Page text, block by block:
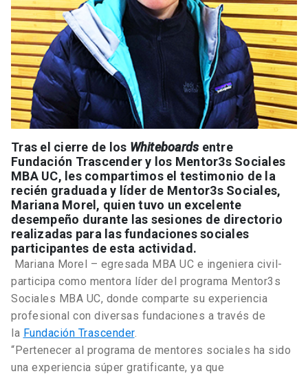
Tras el cierre de los Whiteboards entre
Fundación Trascender y los Mentor3s Sociales
MBA UC, les compartimos el testimonio de la
recién graduada y líder de Mentor3s Sociales,
Mariana Morel, quien tuvo un excelente
desempeño durante las sesiones de directorio
realizadas para las fundaciones sociales
participantes de esta actividad.
Mariana Morel – egresada MBA UC e ingeniera civil-
participa como mentora líder del programa Mentor3s
Sociales MBA UC, donde comparte su experiencia
profesional con diversas fundaciones a través de
la Fundación Trascender.
“Pertenecer al programa de mentores sociales ha sido
una experiencia súper gratificante, ya que